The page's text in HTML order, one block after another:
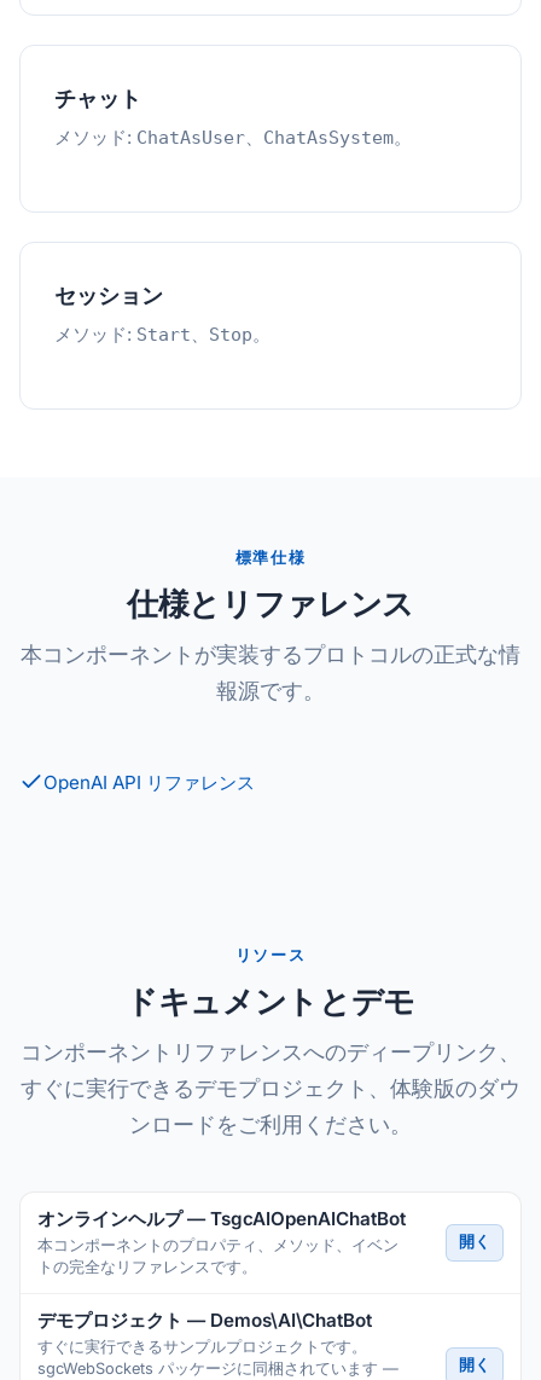
チャット
メソッド: ChatAsUser、 ChatAsSystem。
セッション
メソッド: Start、 Stop。
標準仕様
仕様とリファレンス
本コンポーネントが実装するプロトコルの正式な情
報源です。
OpenAI API リファレンス
リソース
ドキュメントとデモ
コンポーネントリファレンスへのディープリンク、
すぐに実行できるデモプロジェクト、体験版のダウ
ンロードをご利用ください。
オンラインヘルプ — TsgcAIOpenAIChatBot
本コンポーネントのプロパティ、メソッド、イベン
トの完全なリファレンスです。
開く
デモプロジェクト — Demos\AI\ChatBot
すぐに実行できるサンプルプロジェクトです。
sgcWebSockets パッケージに同梱されています —
開く